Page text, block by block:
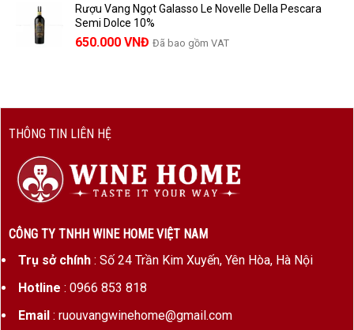
Rượu Vang Ngọt Galasso Le Novelle Della Pescara
Semi Dolce 10%
650.000 VNĐ Đã bao gồm VAT
THÔNG TIN LIÊN HỆ
CÔNG TY TNHH WINE HOME VIỆT NAM
Trụ sở chính: Số 24 Trần Kim Xuyến, Yên Hòa, Hà Nội
Hotline : 0966 853 818
Email: ruouvangwinehome@gmail.com